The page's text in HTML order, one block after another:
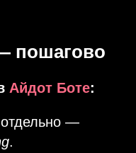
пошагово
Айдот Боте:
—
.